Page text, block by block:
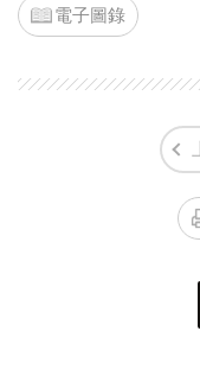
電子圖錄